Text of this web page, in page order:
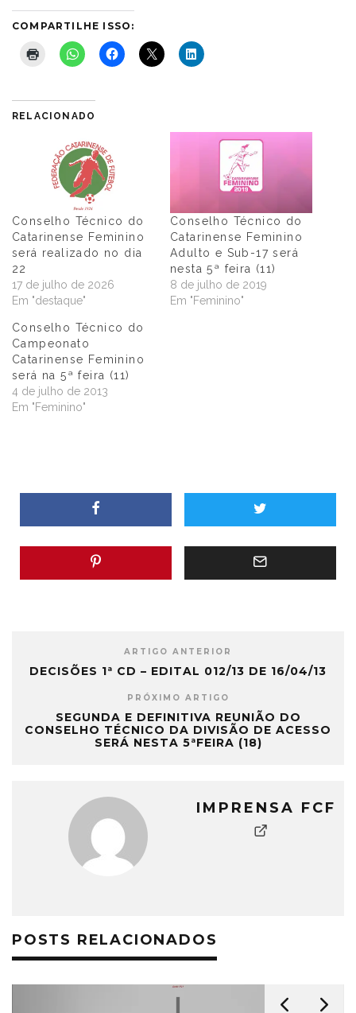
COMPARTILHE ISSO:
RELACIONADO
Conselho Técnico do
Catarinense Feminino
será realizado no dia
22
17 de julho de 2026
Em "destaque"
Conselho Técnico do
Catarinense Feminino
Adulto e Sub-17 será
nesta 5ª feira (11)
8 de julho de 2019
Em "Feminino"
Conselho Técnico do
Campeonato
Catarinense Feminino
será na 5ª feira (11)
4 de julho de 2013
Em "Feminino"
ARTIGO ANTERIOR
DECISÕES 1ª CD – EDITAL 012/13 DE 16/04/13
PRÓXIMO ARTIGO
SEGUNDA E DEFINITIVA REUNIÃO DO
CONSELHO TÉCNICO DA DIVISÃO DE ACESSO
SERÁ NESTA 5ªFEIRA (18)
IMPRENSA FCF
POSTS RELACIONADOS